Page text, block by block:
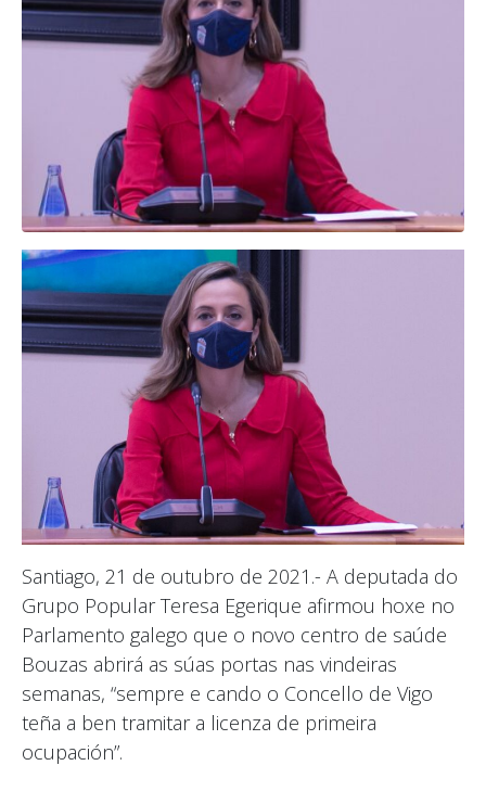
Santiago, 21 de outubro de 2021.- A deputada do
Grupo Popular Teresa Egerique afirmou hoxe no
Parlamento galego que o novo centro de saúde
Bouzas abrirá as súas portas nas vindeiras
semanas, “sempre e cando o Concello de Vigo
teña a ben tramitar a licenza de primeira
ocupación”.